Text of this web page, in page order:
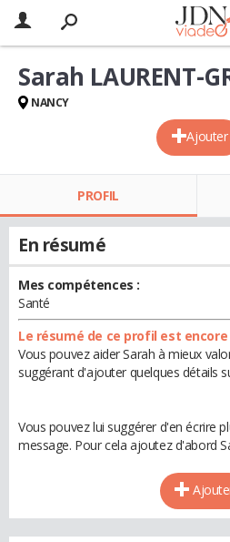
Ajouter
Sarah LAURENT-
NANCY
PROFIL
En résumé
Mes compétences :
Santé
Le résumé de ce profil est
Vous pouvez aider Sarah à mieux
suggérant d'ajouter quelques détails
Vous pouvez lui suggérer d'en écrire
message. Pour cela ajoutez d'abord